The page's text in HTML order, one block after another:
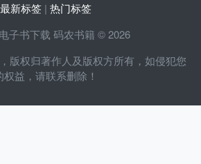
最新标签 | 热门标签
子书下载 码农书籍 © 2026
版权归著作人及版权方所有，如侵犯您
权益，请联系删除！